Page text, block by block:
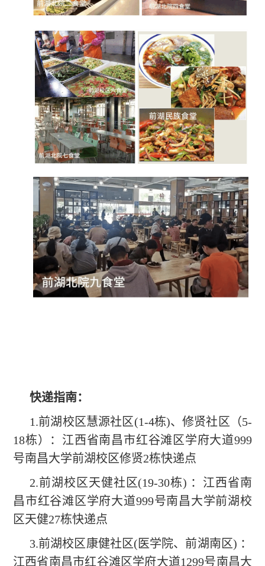
快递指南：
1.前湖校区慧源社区(1-4栋)、修贤社区（5-
18栋）：江西省南昌市红谷滩区学府大道999
号南昌大学前湖校区修贤2栋快递点
2.前湖校区天健社区(19-30栋) ：江西省南
昌市红谷滩区学府大道999号南昌大学前湖校
区天健27栋快递点
3.前湖校区康健社区(医学院、前湖南区) ：
江西省南昌市红谷滩区学府大道1299号南昌大